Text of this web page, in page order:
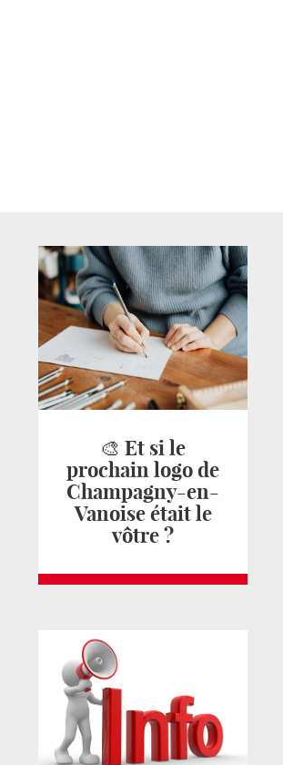
🎨 Et si le
prochain logo de
Champagny-en-
Vanoise était le
vôtre ?